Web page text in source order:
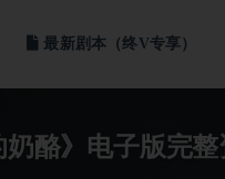
最新剧本（终V专享）
酪》电子版完整